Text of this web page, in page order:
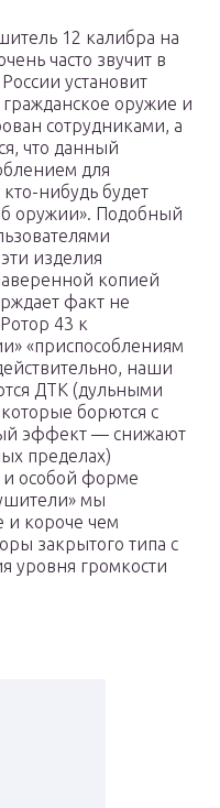
12 калибра на
часто звучит в
установит
оружие и
сотрудниками, а
что данный
для
нибудь будет
оружии». Подобный
изделия
копией
факт не
43 к
«приспособлениям
наши
ДТК (дульными
борются с
эффект — снижают
пределах)
и особой форме
мы
и короче чем
закрытого типа с
уровня громкости